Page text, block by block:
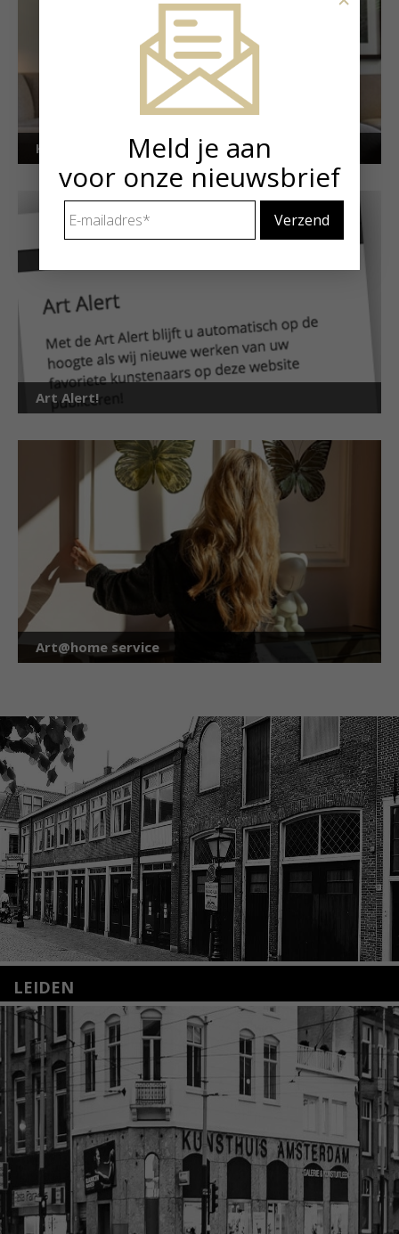
Kunstuitleen voor particulieren
Art Alert!
Art@home service
LEIDEN
Nieuwstraat 35
2312 KA Leiden
+31(0)71 – 52 84 480
info@kunsthuisleiden.nl
Lees meer
Meld je aan
voor onze nieuwsbrief
mailadres *